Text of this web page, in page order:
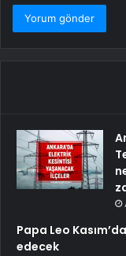
Papa Leo
edecek